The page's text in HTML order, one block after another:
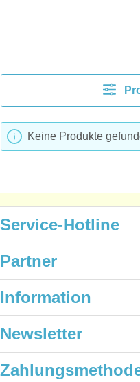
Keine Produkte
Service-Hotline
Partner
Information
Newsletter